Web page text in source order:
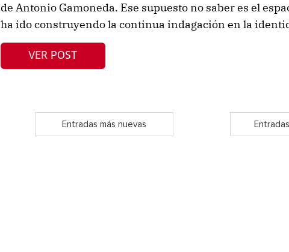
de Antonio Gamoneda. Ese supuesto no saber es el
ha ido construyendo la continua indagación en la
VER POST
Entradas más nuevas